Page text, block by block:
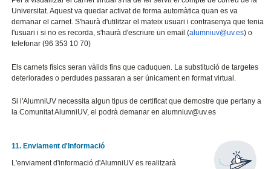
Universitat. Aquest va quedar activat de forma automàtica quan es va
demanar el carnet. S'haurà d'utilitzar el mateix usuari i contrasenya que tenia
l'usuari i si no es recorda, s'haurà d'escriure un email (alumniuv@uv.es) o
telefonar (96 353 10 70)
Els carnets físics seran vàlids fins que caduquen. La substitució de targetes
deteriorades o perdudes passaran a ser únicament en format virtual.
Si l'AlumniUV necessita algun tipus de certificat que demostre que pertany a
la Comunitat AlumniUV, el podrà demanar en alumniuv@uv.es
11. Enviament d'Informació
L'enviament d'informació d'AlumniUV es realitzarà